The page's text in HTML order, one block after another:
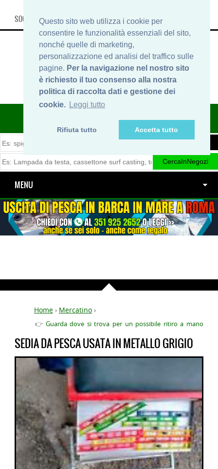
Questo sito web utilizza i cookie per
consentire le funzionalità essenziali del sito,
nonché quelle di marketing,
personalizzazione ed analisi del traffico sulle
pagine. Per la navigazione nel nostro sito
è richiesto il tuo consenso alla nostra
politica di raccolta dati e gestione dei
cookie. Leggi tutto
Rifiuta tutto Accetta tutto
SOCIAL, INFO & SHOP
ITINERARIDIPESCA.IT
MENU
Home › Mercatino ›
👉 Guarda dove si trova per un possibile ritiro a mano
SEDIA DA PESCA USATA IN METALLO GRIGIO